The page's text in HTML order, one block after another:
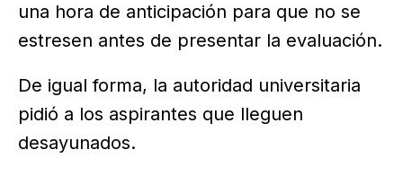
una hora de anticipación para que no se
estresen antes de presentar la evaluación.
De igual forma, la autoridad universitaria
pidió a los aspirantes que lleguen
desayunados.